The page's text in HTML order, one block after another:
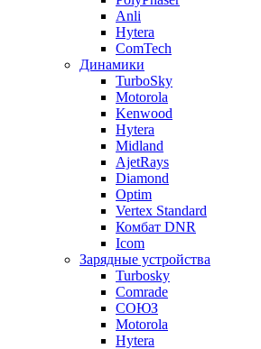
Anli
Hytera
ComTech
Динамики
TurboSky
Motorola
Kenwood
Hytera
Midland
AjetRays
Diamond
Optim
Vertex Standard
Комбат DNR
Icom
Зарядные устройства
Turbosky
Comrade
СОЮЗ
Motorola
Hytera